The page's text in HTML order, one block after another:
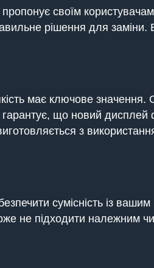
своїм
рішення для заміни.
має ключове значення.
гарантує, що новий
з
сумісність із вашим
не підходити належним